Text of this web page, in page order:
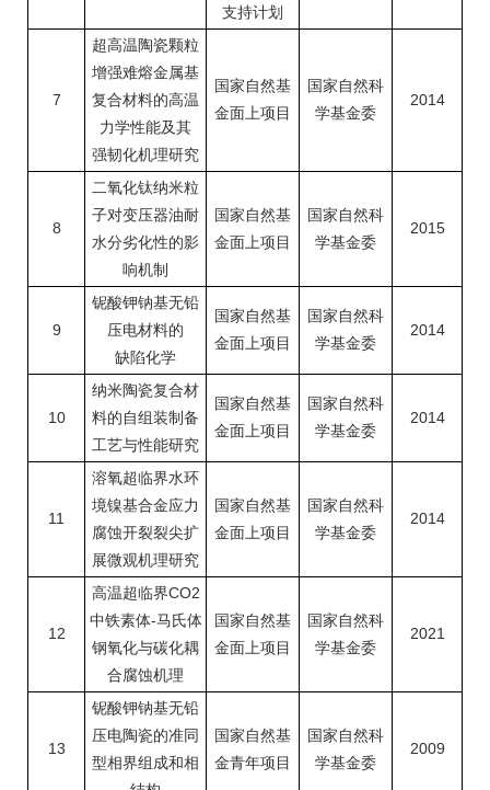
支持计划
7
超高温陶瓷颗粒
增强难熔金属基
复合材料的高温
力学性能及其
强韧化机理研究
国家自然基
金面上项目
国家自然科
学基金委
2014
8
二氧化钛纳米粒
子对变压器油耐
水分劣化性的影
响机制
国家自然基
金面上项目
国家自然科
学基金委
2015
9
铌酸钾钠基无铅
压电材料的
缺陷化学
国家自然基
金面上项目
国家自然科
学基金委
2014
10
纳米陶瓷复合材
料的自组装制备
工艺与性能研究
国家自然基
金面上项目
国家自然科
学基金委
2014
11
溶氧超临界水环
境镍基合金应力
腐蚀开裂裂尖扩
展微观机理研究
国家自然基
金面上项目
国家自然科
学基金委
2014
12
高温超临界CO2
中铁素体-马氏体
钢氧化与碳化耦
合腐蚀机理
国家自然基
金面上项目
国家自然科
学基金委
2021
13
铌酸钾钠基无铅
压电陶瓷的准同
型相界组成和相
国家自然基
金青年项目
国家自然科
学基金委
2009